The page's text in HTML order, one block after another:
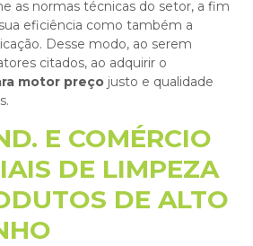
as normas técnicas do setor, a fim
eficiência como também a
Desse modo, ao serem
citados, ao adquirir o
motor preço justo e qualidade
E COMÉRCIO
DE LIMPEZA
DE ALTO